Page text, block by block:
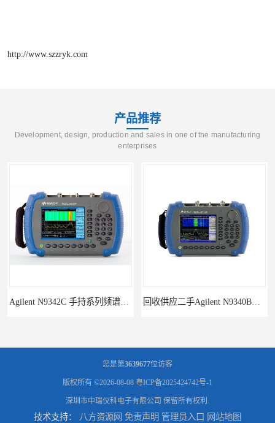
http://www.szzryk.com
产品推荐
Development, design, production and sales in one of the manufacturing
enterprises
回收供应二手Agilent N9340B手持式系列频谱分析仪
您是第3639677位访客
版权所有 ©2026-08-08 粤ICP备2025424742号-1
深圳市中瑞仪科电子有限公司 保留所有权利.
技术支持： 八方资源网 免责声明 管理员入口 网站地图